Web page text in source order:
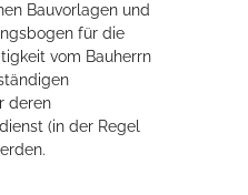
Bauvorlagen und
für die
vom Bauherrn
deren
(in der Regel